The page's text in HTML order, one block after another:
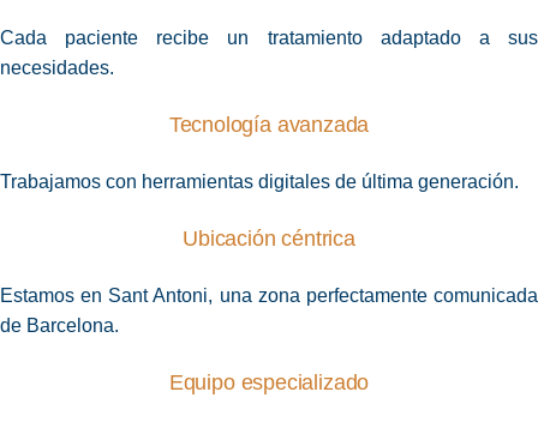
Cada paciente recibe un tratamiento adaptado a sus
necesidades.
Tecnología avanzada
Trabajamos con herramientas digitales de última generación.
Ubicación céntrica
Estamos en Sant Antoni, una zona perfectamente comunicada
de Barcelona.
Equipo especializado